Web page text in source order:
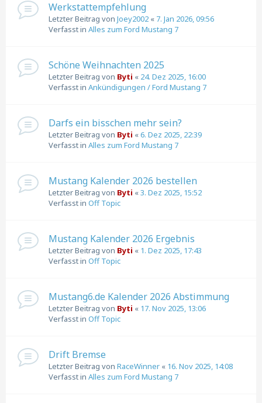
Werkstattempfehlung
Letzter Beitrag von Joey2002 « 7. Jan 2026, 09:56
Verfasst in Alles zum Ford Mustang 7
Schöne Weihnachten 2025
Letzter Beitrag von Byti « 24. Dez 2025, 16:00
Verfasst in Ankündigungen / Ford Mustang 7
Darfs ein bisschen mehr sein?
Letzter Beitrag von Byti «6. Dez 2025, 22:39
Verfasst in Alles zum Ford Mustang 7
Mustang Kalender 2026 bestellen
Letzter Beitrag von Byti «3. Dez 2025, 15:52
Verfasst in Off Topic
Mustang Kalender 2026 Ergebnis
Letzter Beitrag von Byti « 1. Dez 2025, 17:43
Verfasst in Off Topic
Mustang6.de Kalender 2026 Abstimmung
Letzter Beitrag von Byti « 17. Nov 2025, 13:06
Verfasst in Off Topic
Drift Bremse
Letzter Beitrag von RaceWinner « 16. Nov 2025, 14:08
Verfasst in Alles zum Ford Mustang 7